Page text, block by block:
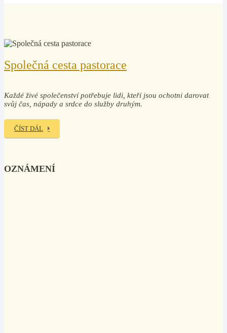
Společná cesta pastorace
Každé živé společenství potřebuje lidi, kteří jsou ochotni darovat
svůj čas, nápady a srdce do služby druhým.
ČÍST DÁL
OZNÁMENÍ